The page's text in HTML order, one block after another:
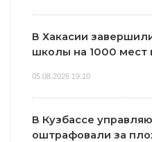
В Хакасии
школы на 1000 мест
05.08.2026 19:10
В Кузбассе
оштрафовали за